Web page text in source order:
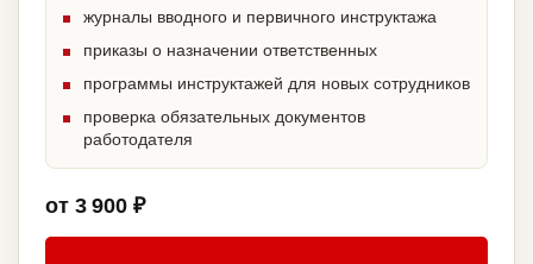
журналы вводного и первичного инструктажа
приказы о назначении ответственных
программы инструктажей для новых сотрудников
проверка обязательных документов
работодателя
от 3 900 ₽